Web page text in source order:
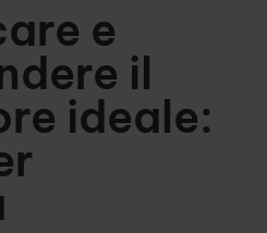
e
il
ideale: